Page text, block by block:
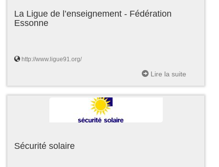
La Ligue de l’enseignement - Fédération
Essonne
http://www.ligue91.org/
Lire la suite
Sécurité solaire